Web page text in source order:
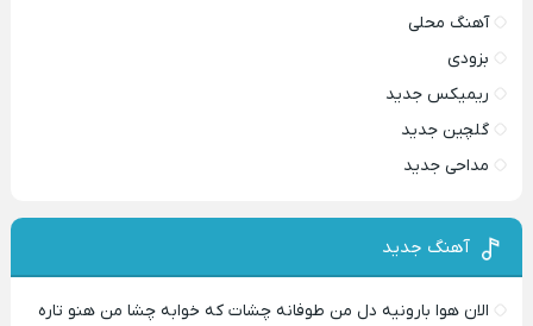
آهنگ محلی
بزودی
ریمیکس جدید
گلچین جدید
مداحی جدید
آهنگ جدید
الان هوا بارونیه دل من طوفانه چشات که خوابه چشا من هنو تاره